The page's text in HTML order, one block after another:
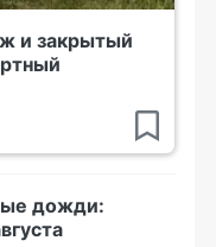
и закрытый
дожди: